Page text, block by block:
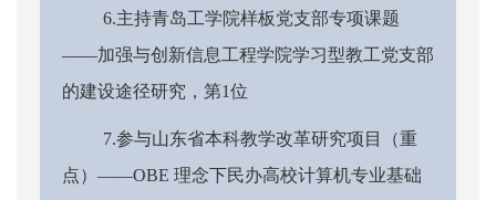
6.主持青岛工学院样板党支部专项课题
——加强与创新信息工程学院学习型教工党支部
的建设途径研究，第1位
7.参与山东省本科教学改革研究项目（重
点）——OBE 理念下民办高校计算机专业基础